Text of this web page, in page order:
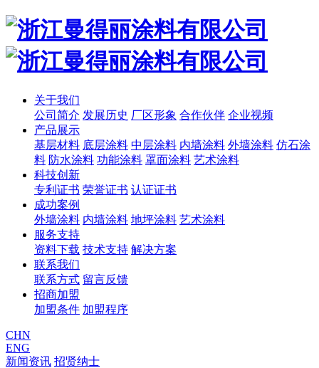
关于我们
公司简介 发展历史 厂区形象 合作伙伴 企业视频
产品展示
基层材料 底层涂料 中层涂料 内墙涂料 外墙涂料 仿石涂
料 防水涂料 功能涂料 罩面涂料 艺术涂料
科技创新
专利证书 荣誉证书 认证证书
成功案例
外墙涂料 内墙涂料 地坪涂料 艺术涂料
服务支持
资料下载 技术支持 解决方案
联系我们
联系方式 留言反馈
招商加盟
加盟条件 加盟程序
CHN
ENG
新闻资讯 招贤纳士